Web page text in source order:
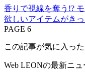
香りで視線を奪う!?
欲しいアイテムがき
PAGE 6
この記事が気に入っ
Web LEONの最新ニュ